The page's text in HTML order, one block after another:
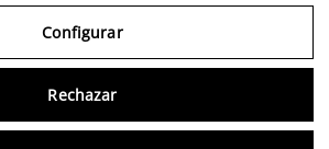
Configurar
Rechazar